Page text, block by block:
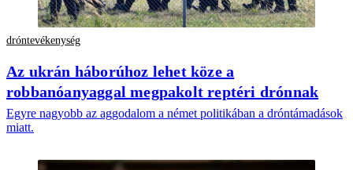
dróntevékenység
Az ukrán háborúhoz lehet köze a
robbanóanyaggal megpakolt reptéri drónnak
Egyre nagyobb az aggodalom a német politikában a dróntámadások
miatt.